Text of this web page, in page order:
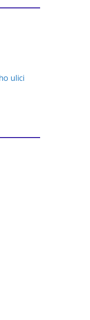
ulici